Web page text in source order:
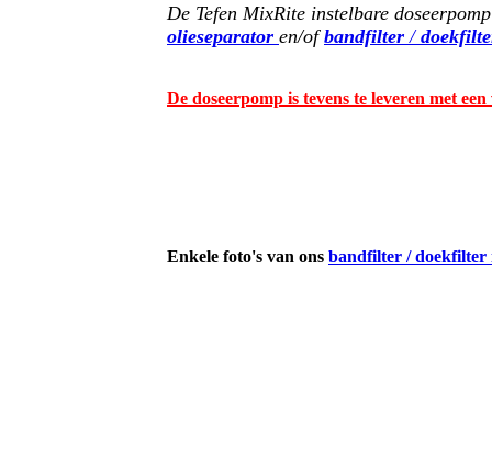
De Tefen MixRite instelbare
olieseparator en/ofbandfilter /
De doseerpomp is tevens te leveren met
Enkele foto's van ons bandfilter / doekfilter